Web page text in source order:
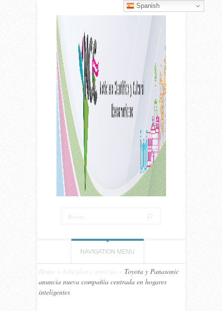
NAVIGATION MENU
Home Artículos o noticias
Toyota y Panasonic
anuncia nueva compañía centrada en hogares
inteligentes
Spanish